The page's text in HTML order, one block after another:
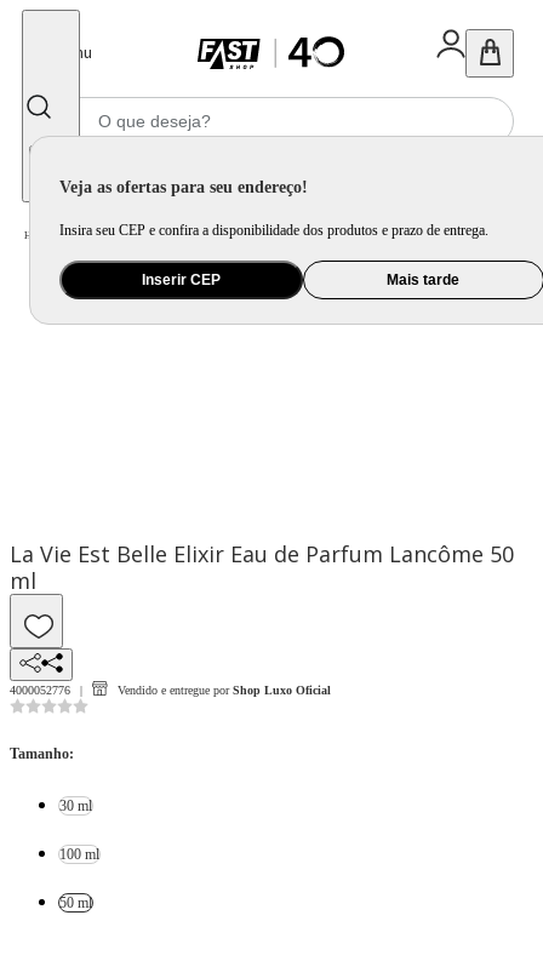
Menu
Veja as ofertas para seu endereço!
Insira seu CEP e confira a disponibilidade dos produtos e prazo de entrega.
Inserir CEP Mais tarde
Home Saúde e Beleza / Perfume / La Vie Est Belle Elixir Eau de Parfum Lancôme
La Vie Est Belle Elixir Eau de Parfum Lancôme 50
ml
4000052776 Vendido e entregue por Shop Luxo Oficial
Tamanho:
30 ml
100 ml
50 ml